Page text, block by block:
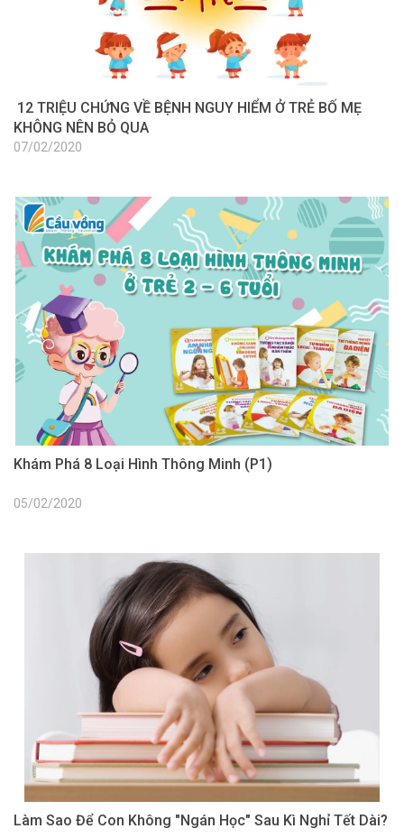
12 TRIỆU CHỨNG VỀ BỆNH NGUY HIỂM Ở TRẺ BỐ MẸ
KHÔNG NÊN BỎ QUA
07/02/2020
Khám Phá 8 Loại Hình Thông Minh (P1)
05/02/2020
Làm Sao Để Con Không "Ngán Học" Sau Kì Nghỉ Tết Dài?